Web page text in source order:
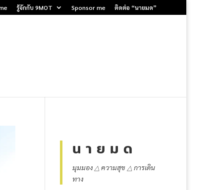
รู้จักกับ 9MOT Sponsor me ติดต่อ “นายมด”
น า ย ม ด
มุมมอง △ ความสุข △ การเดิน
ทาง